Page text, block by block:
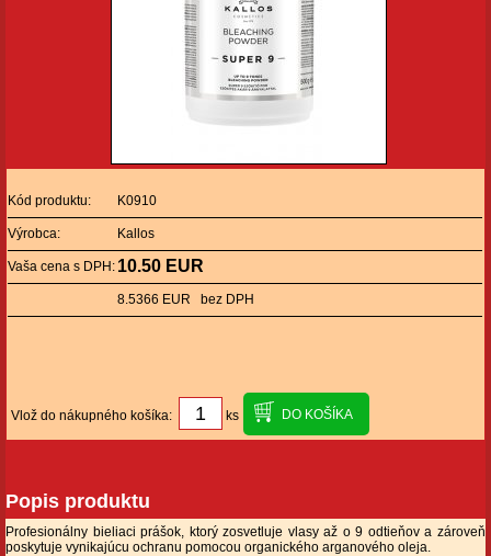
Kód produktu: K0910
Výrobca: Kallos
Vaša cena s DPH: 10.50 EUR
8.5366 EUR bez DPH
Vlož do nákupného košíka: ks
Popis produktu
Profesionálny bieliaci prášok, ktorý zosvetluje vlasy až o 9 odtieňov a zároveň
poskytuje vynikajúcu ochranu pomocou organického arganového oleja.